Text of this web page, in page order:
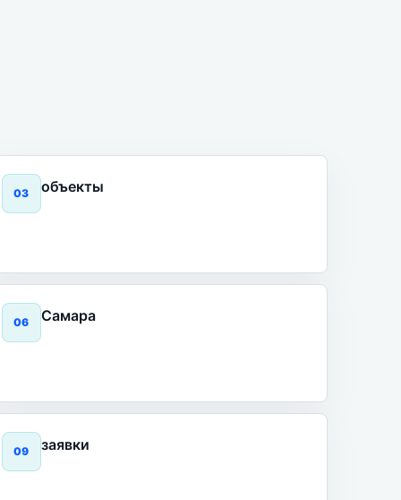
03 объекты
06 Самара
09 заявки